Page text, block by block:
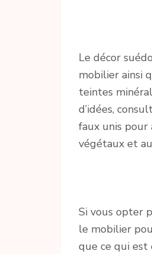
Le décor
mobilier ainsi
teintes
d’idées,
faux unis pour
végétaux et
Si vous opter
le mobilier
que ce qui est